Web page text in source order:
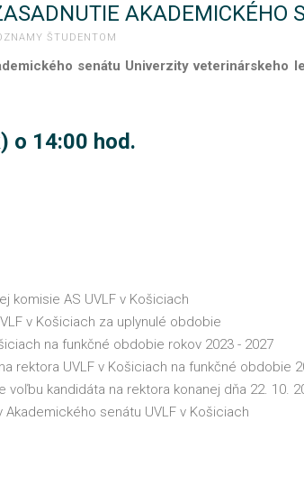
AKADEMICKÉHO
ŠTUDENTOM
senátu Univerzity veterinárskeho
o 14:00 hod.
komisie AS UVLF v Košiciach
v Košiciach za uplynulé obdobie
na funkčné obdobie rokov 2023 - 2027
rektora UVLF v Košiciach na funkčné obdobie
voľbu kandidáta na rektora konanej dňa 22. 10.
senátu UVLF v Košiciach